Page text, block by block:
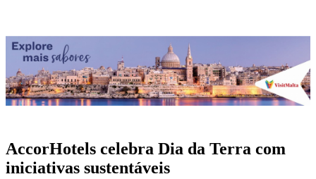
AccorHotels celebra Dia da Terra com
iniciativas sustentáveis